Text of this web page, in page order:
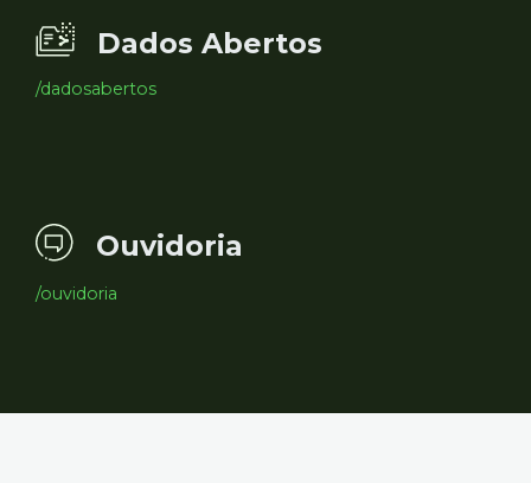
Dados Abertos
/dadosabertos
Ouvidoria
/ouvidoria